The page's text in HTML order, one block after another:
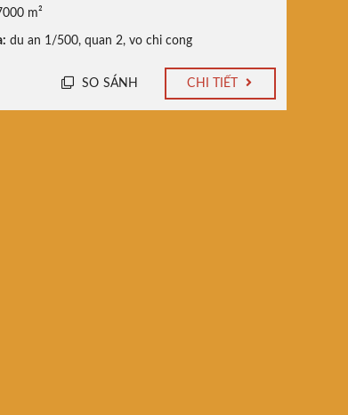
m²
du an 1/500, quan 2, vo chi cong
SO SÁNH CHI TIẾT